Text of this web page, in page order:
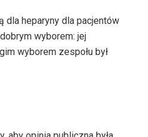
dla heparyny dla pacjentów
wyborem: jej
wyborem zespołu był